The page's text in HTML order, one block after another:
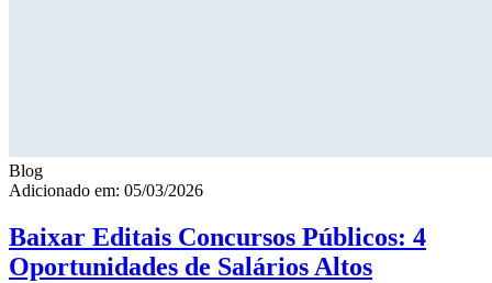
Blog
Adicionado em: 05/03/2026
Baixar Editais Concursos Públicos: 4
Oportunidades de Salários Altos